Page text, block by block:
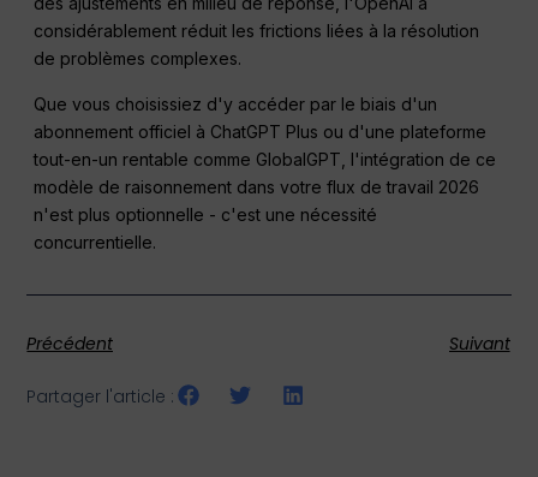
considérablement réduit les frictions liées à la résolution
de problèmes complexes.
Que vous choisissiez d'y accéder par le biais d'un
abonnement officiel à ChatGPT Plus ou d'une plateforme
tout-en-un rentable comme GlobalGPT, l'intégration de ce
modèle de raisonnement dans votre flux de travail 2026
n'est plus optionnelle - c'est une nécessité
concurrentielle.
Précédent Suivant
Partager l'article :